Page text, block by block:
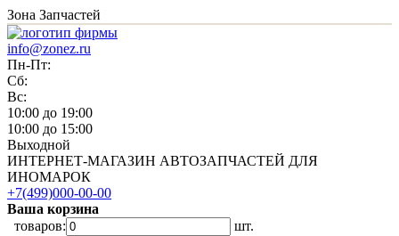
Зона Запчастей
info@zonez.ru
Пн-Пт:
Сб:
Вс:
10:00 до 19:00
10:00 до 15:00
Выходной
ИНТЕРНЕТ-МАГАЗИН АВТОЗАПЧАСТЕЙ ДЛЯ
ИНОМАРОК
+7(499)000-00-00
Ваша корзина
товаров:
шт.